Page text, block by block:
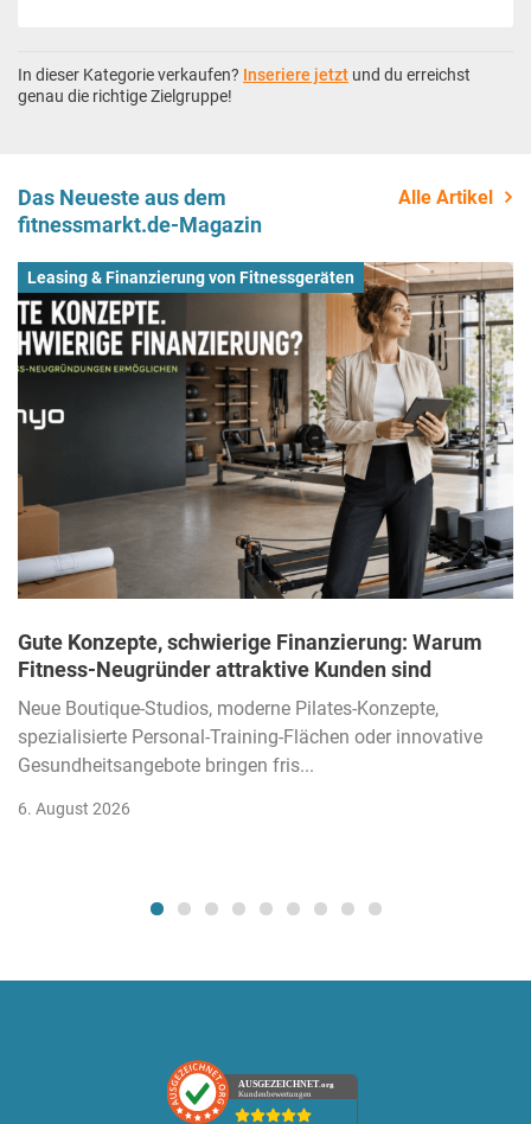
In dieser Kategorie verkaufen? Inseriere jetzt und du erreichst
genau die richtige Zielgruppe!
Das Neueste aus dem
fitnessmarkt.de-Magazin
Alle Artikel
Leasing & Finanzierung von Fitnessgeräten
Gute Konzepte, schwierige Finanzierung: Warum
Fitness-Neugründer attraktive Kunden sind
Neue Boutique-Studios, moderne Pilates-Konzepte,
spezialisierte Personal-Training-Flächen oder innovative
Gesundheitsangebote bringen fris...
6. August 2026
AUSGEZEICHNET.org
Kundenbewertungen